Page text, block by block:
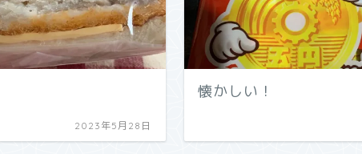
2023年5月28日
懐かしい！